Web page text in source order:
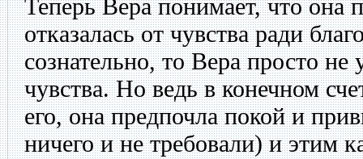
Теперь Вера понимает, что она
отказалась от чувства ради
сознательно, то Вера просто не
чувства. Но ведь в конечном
его, она предпочла покой и
ничего и не требовали) и этим